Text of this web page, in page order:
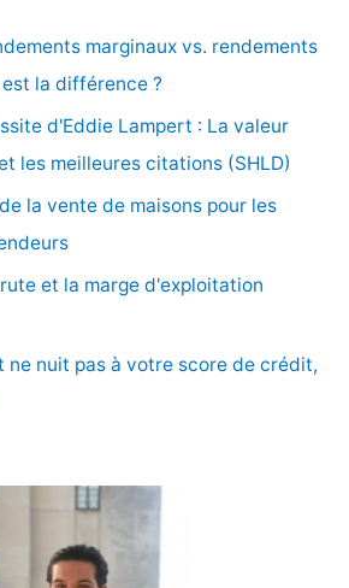
marginaux vs. rendements
la différence ?
d'Eddie Lampert : La valeur
les meilleures citations (SHLD)
la vente de maisons pour les
et la marge d'exploitation
ne nuit pas à votre score de crédit,